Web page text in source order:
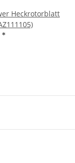
Heckrotorblatt
*